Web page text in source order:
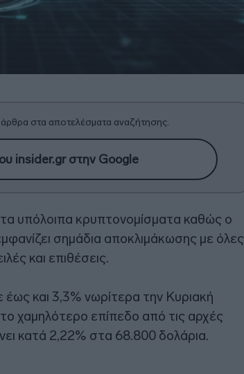
στα αποτελέσματα αναζήτησης.
insider.gr στην Google
τα υπόλοιπα κρυπτονομίσματα καθώς ο
σημάδια αποκλιμάκωσης με όλες
και επιθέσεις.
και 3,3% νωρίτερα την Κυριακή
χαμηλότερο επίπεδο από τις αρχές
κατά 2,22% στα 68.800 δολάρια.